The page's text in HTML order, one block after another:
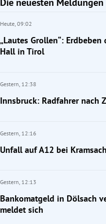
Heute, 09:02
„Lautes Grollen“:
Hall in Tirol
Gestern, 12:38
Innsbruck: Radfahrer nach
Gestern, 12:16
Unfall auf A12 bei
Gestern, 12:13
Bankomatgeld in Dölsach
meldet sich